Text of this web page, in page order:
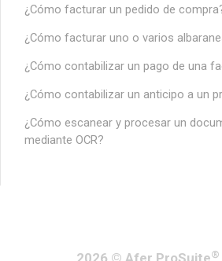
¿Cómo facturar un pedido de
¿Cómo facturar uno o varios
¿Cómo contabilizar un pago de una
¿Cómo contabilizar un anticipo a un
¿Cómo escanear y procesar un
mediante OCR?
®